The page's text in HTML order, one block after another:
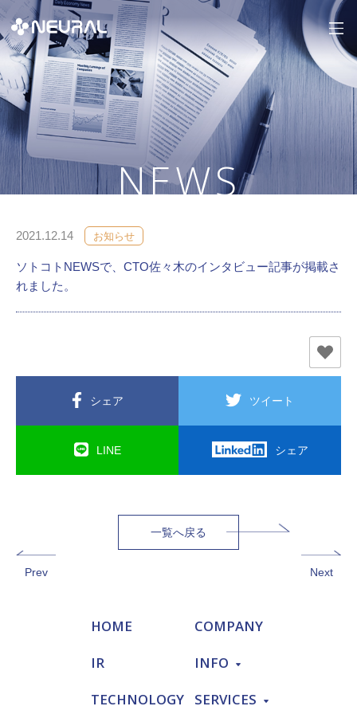
NEWS
2021.12.14 お知らせ
ソトコトNEWSで、CTO佐々木のインタビュー記事が掲載さ
れました。
シェア ツイート
LINE シェア
一覧へ戻る
Prev Next
HOME
COMPANY
IR
INFO
TECHNOLOGY
SERVICES